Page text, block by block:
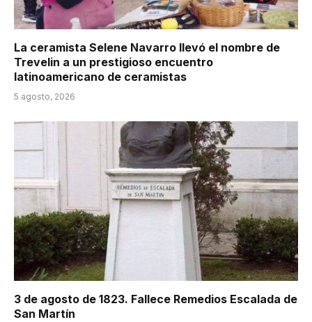
La ceramista Selene Navarro llevó el nombre de
Trevelin a un prestigioso encuentro
latinoamericano de ceramistas
5 agosto, 2026
3 de agosto de 1823. Fallece Remedios Escalada de
San Martín